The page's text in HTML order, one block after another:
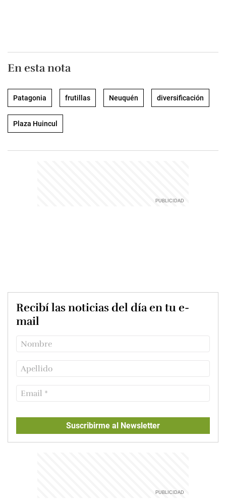
En esta nota
Patagonia frutillas Neuquén diversificación
Plaza Huincul
Recibí las noticias del día en tu e-
mail
Suscribirme al Newsletter